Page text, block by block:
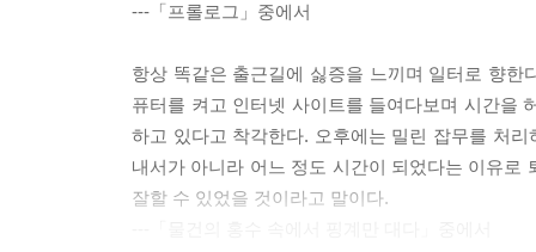
---「프롤로그」중에서
항상 똑같은 출근길에 싫증을 느끼며 일터로 향
퓨터를 켜고 인터넷 사이트를 들여다보며 시간을
하고 있다고 착각한다. 오후에는 밀린 잡무를 처
내서가 아니라 어느 정도 시간이 되었다는 이유로
잘할 수 있었을 것이라고 말이다.